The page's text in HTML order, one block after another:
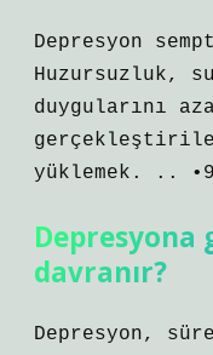
Depresyon
Huzursuzluk,
duygularını
yüklemek. ..
Depresyona
davranır?
Depresyon,